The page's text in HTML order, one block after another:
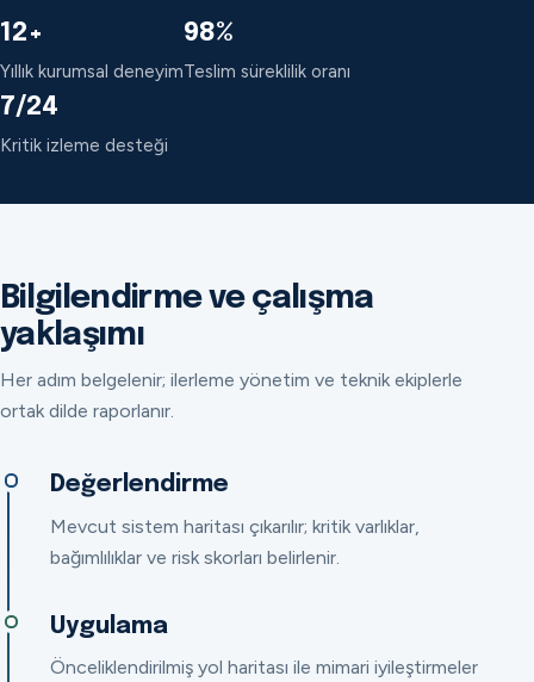
12+
Yıllık kurumsal deneyim
98%
Teslim süreklilik oranı
7/24
Kritik izleme desteği
Bilgilendirme ve çalışma
yaklaşımı
Her adım belgelenir; ilerleme yönetim ve teknik ekiplerle
ortak dilde raporlanır.
Değerlendirme
Mevcut sistem haritası çıkarılır; kritik varlıklar,
bağımlılıklar ve risk skorları belirlenir.
Uygulama
Önceliklendirilmiş yol haritası ile mimari iyileştirmeler